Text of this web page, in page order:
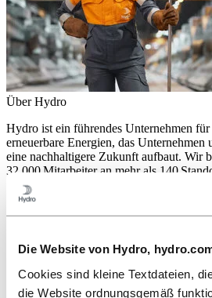
Die Website von Hydro,
Cookies sind kleine Textdateien,
die Website ordnungsgemäß
Über Hydro
Hydro ist ein führendes Unternehmen
erneuerbare Energien, das Unternehmen
eine nachhaltigere Zukunft aufbaut. Wir
32.000 Mitarbeiter an mehr als 140
Innovationen, Forschung und
ALUMINIUM 2026
Zu:Energie